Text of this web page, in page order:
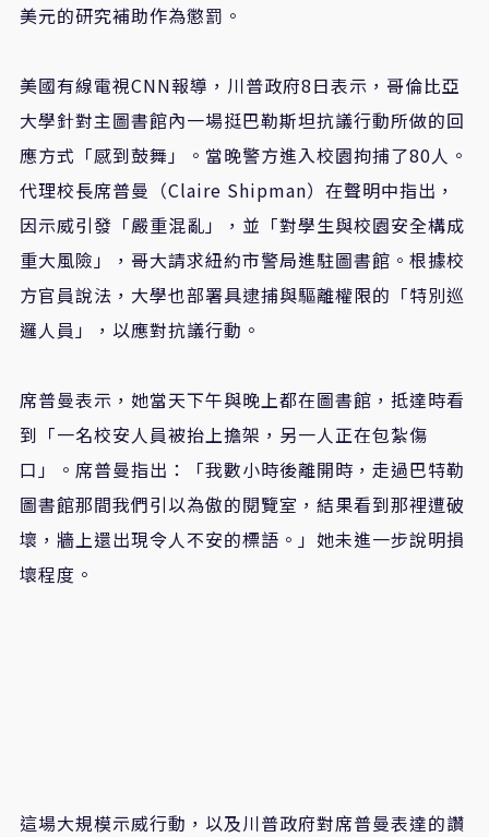
美元的研究補助作為懲罰。
美國有線電視CNN報導，川普政府8日表示，哥倫比亞
大學針對主圖書館內一場挺巴勒斯坦抗議行動所做的回
應方式「感到鼓舞」。當晚警方進入校園拘捕了80人。
代理校長席普曼（Claire Shipman）在聲明中指出，
因示威引發「嚴重混亂」，並「對學生與校園安全構成
重大風險」，哥大請求紐約市警局進駐圖書館。根據校
方官員說法，大學也部署具逮捕與驅離權限的「特別巡
邏人員」，以應對抗議行動。
席普曼表示，她當天下午與晚上都在圖書館，抵達時看
到「一名校安人員被抬上擔架，另一人正在包紮傷
口」。席普曼指出：「我數小時後離開時，走過巴特勒
圖書館那間我們引以為傲的閱覽室，結果看到那裡遭破
壞，牆上還出現令人不安的標語。」她未進一步說明損
壞程度。
這場大規模示威行動，以及川普政府對席普曼表達的讚